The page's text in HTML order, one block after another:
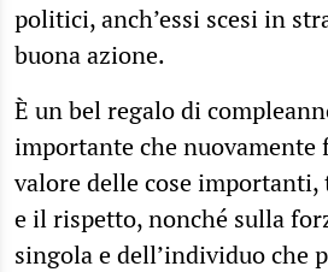
politici, anch’essi scesi in
buona azione.
È un bel regalo di
importante che nuovamente
valore delle cose importanti,
e il rispetto, nonché sulla
singola e dell’individuo che